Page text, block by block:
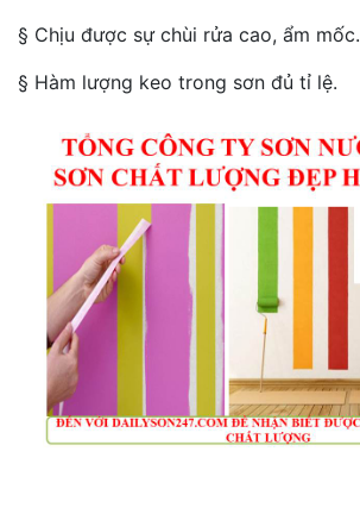
§ Chịu được sự chùi rửa cao, ẩm mốc.
§ Hàm lượng keo trong sơn đủ tỉ lệ.